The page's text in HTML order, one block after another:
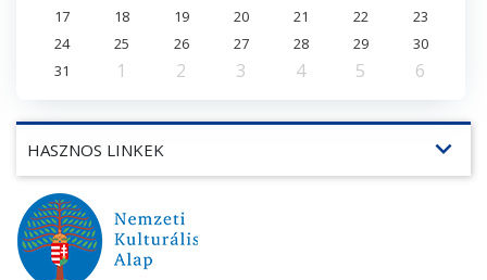
17
18 19 20 21 22
23
24
25 26 27 28 29
30
31
1 2 3 4 5 6
HASZNOS LINKEK expand_more